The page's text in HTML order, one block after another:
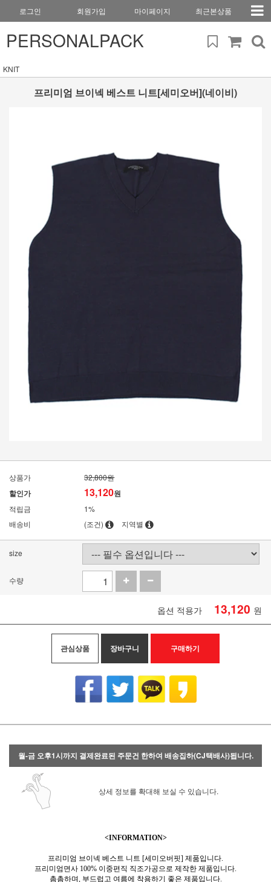
로그인 회원가입 마이페이지 최근본상품
PERSONALPACK
KNIT
프리미엄 브이넥 베스트 니트[세미오버](네이비)
상품가 32,800원
할인가 13,120원
적립금
1%
배송비
(조건) 지역별
size
수량
옵션 적용가 13,120 원
관심상품 장바구니 구매하기
월-금 오후1시까지 결제완료된 주문건 한하여 배송집하(CJ택배사)됩니다.
상세 정보를 확대해 보실 수 있습니다.
<INFORMATION>
프리미엄 브이넥 베스트 니트 [세미오버핏] 제품입니다.
프리미엄면사 100% 이중편직 직조가공으로 제작한 제품입니다.
촘촘하며, 부드럽고 여름에 착용하기 좋은 제품입니다.